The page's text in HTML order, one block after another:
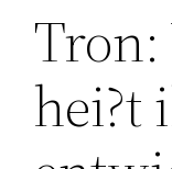
hei?t